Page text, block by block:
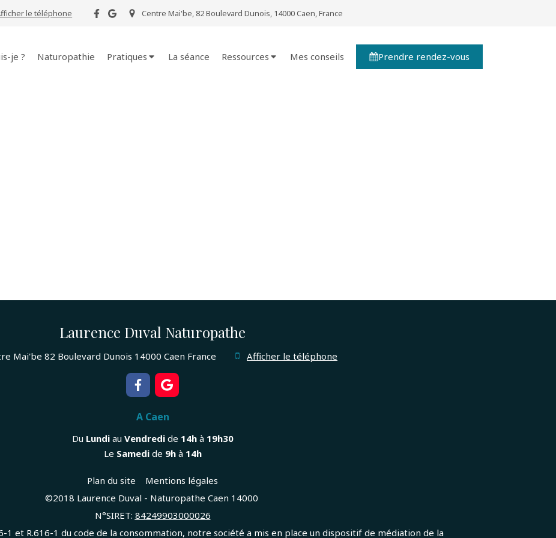
le téléphone Centre Mai'be, 82 Boulevard Dunois, 14000 Caen, France
je ? Naturopathie Pratiques La séance Ressources Mes conseils Prendre rendez-vous
Laurence Duval Naturopathe
Mai'be 82 Boulevard Dunois 14000 Caen France Afficher le téléphone
A Caen
Du Lundiau Vendredide 14hà 19h30
Le Samedide 9hà 14h
Plan du site
Mentions légales
©2018 Laurence Duval - Naturopathe Caen 14000
N°SIRET: 84249903000026
1 et R.616-1 du code de la consommation, notre société a mis en place un dispositif de médiation de la